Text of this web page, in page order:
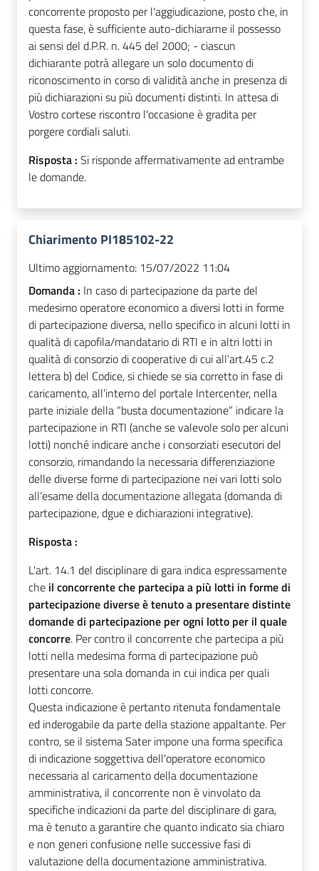
concorrente proposto per l'aggiudicazione, posto che, in
questa fase, è sufficiente auto-dichiararne il possesso
ai sensi del d.P.R. n. 445 del 2000; - ciascun
dichiarante potrà allegare un solo documento di
riconoscimento in corso di validità anche in presenza di
più dichiarazioni su più documenti distinti. In attesa di
Vostro cortese riscontro l'occasione è gradita per
porgere cordiali saluti.
Risposta : Si risponde affermativamente ad entrambe
le domande.
Chiarimento PI185102-22
Ultimo aggiornamento: 15/07/2022 11:04
Domanda : In caso di partecipazione da parte del
medesimo operatore economico a diversi lotti in forme
di partecipazione diversa, nello specifico in alcuni lotti in
qualità di capofila/mandatario di RTI e in altri lotti in
qualità di consorzio di cooperative di cui all’art.45 c.2
lettera b) del Codice, si chiede se sia corretto in fase di
caricamento, all’interno del portale Intercenter, nella
parte iniziale della “busta documentazione” indicare la
partecipazione in RTI (anche se valevole solo per alcuni
lotti) nonché indicare anche i consorziati esecutori del
consorzio, rimandando la necessaria differenziazione
delle diverse forme di partecipazione nei vari lotti solo
all’esame della documentazione allegata (domanda di
partecipazione, dgue e dichiarazioni integrative).
Risposta :
L'art. 14.1 del disciplinare di gara indica espressamente
che il concorrente che partecipa a più lotti in forme di
partecipazione diverse è tenuto a presentare distinte
domande di partecipazione per ogni lotto per il quale
concorre. Per contro il concorrente che partecipa a più
lotti nella medesima forma di partecipazione può
presentare una sola domanda in cui indica per quali
lotti concorre.
Questa indicazione è pertanto ritenuta fondamentale
ed inderogabile da parte della stazione appaltante. Per
contro, se il sistema Sater impone una forma specifica
di indicazione soggettiva dell'operatore economico
necessaria al caricamento della documentazione
amministrativa, il concorrente non è vinvolato da
specifiche indicazioni da parte del disciplinare di gara,
ma è tenuto a garantire che quanto indicato sia chiaro
e non generi confusione nelle successive fasi di
valutazione della documentazione amministrativa.